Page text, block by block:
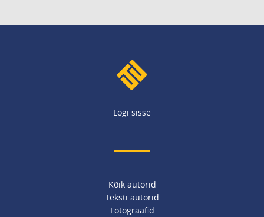
Logi sisse
Kõik autorid
Teksti autorid
Fotograafid